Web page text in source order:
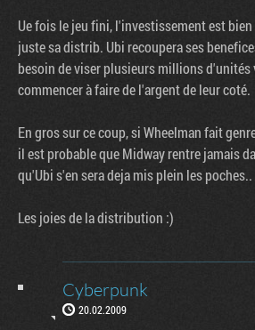
Ue fois le jeu fini, l'investissement est
juste sa distrib. Ubi recoupera ses
besoin de viser plusieurs millions d'unités
commencer à faire de l'argent de leur coté.
En gros sur ce coup, si Wheelman fait
il est probable que Midway rentre jamais
qu'Ubi s'en sera deja mis plein les poches..
Les joies de la distribution :)
Cyberpunk
20.02.2009